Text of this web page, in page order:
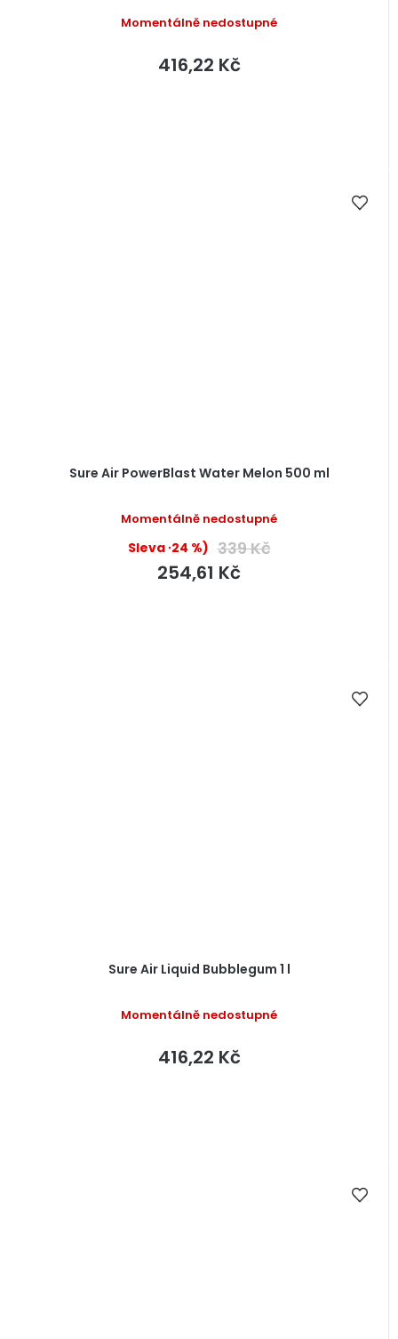
Momentálně nedostupné
416,22 Kč
Sure Air PowerBlast Water Melon 500 ml
Momentálně nedostupné
(–24 %) 339 Kč
254,61 Kč
Sure Air Liquid Bubblegum 1 l
Momentálně nedostupné
416,22 Kč